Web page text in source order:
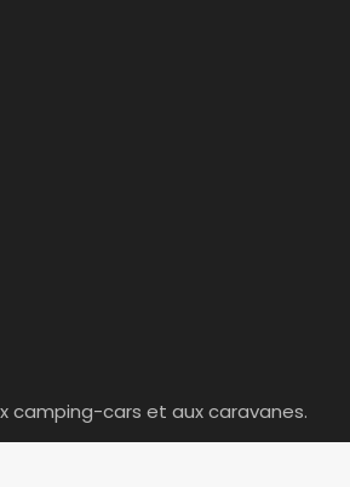
camping-cars et aux caravanes.